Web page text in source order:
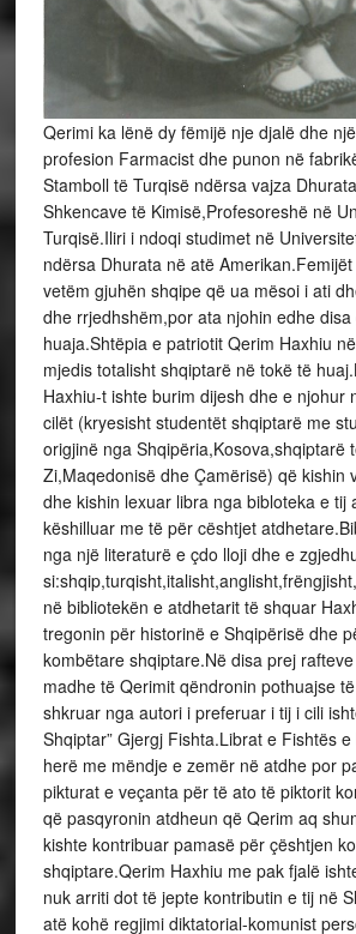
Qerimi ka lënë dy fëmijë nje djalë dhe
profesion Farmacist dhe punon në
Stamboll të Turqisë ndërsa vajza
Shkencave të Kimisë,Profesoreshë në
Turqisë.Iliri i ndoqi studimet në
ndërsa Dhurata në atë
vetëm gjuhën shqipe që ua mësoi i ati
dhe rrjedhshëm,por ata njohin edhe
huaja.Shtëpia e patriotit Qerim Haxhiu
mjedis totalisht shqiptarë në tokë të
Haxhiu-t ishte burim dijesh dhe e njohur
cilët (kryesisht studentët shqiptarë me
origjinë nga Shqipëria,Kosova,shqiptarë
Zi,Maqedonisë dhe Çamërisë) që kishin
dhe kishin lexuar libra nga bibloteka e tij
këshilluar me të për cështjet
nga një literaturë e çdo lloji dhe e
në bibliotekën e atdhetarit të shquar
tregonin për historinë e Shqipërisë dhe
kombëtare shqiptare.Në disa prej
madhe të Qerimit qëndronin pothuajse
shkruar nga autori i preferuar i tij i cili
Shqiptar” Gjergj Fishta.Librat e Fishtës
herë me mëndje e zemër në atdhe por
pikturat e veçanta për të ato të piktorit
që pasqyronin atdheun që Qerim aq
kishte kontribuar pamasë për çështjen
shqiptare.Qerim Haxhiu me pak fjalë
nuk arriti dot të jepte kontributin e tij në
atë kohë regjimi diktatorial-komunist